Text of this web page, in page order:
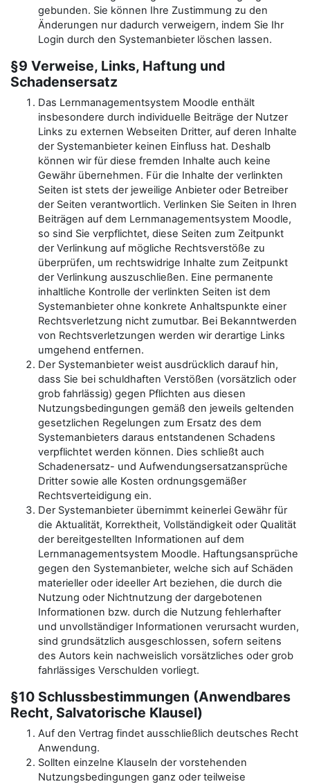
gebunden. Sie können Ihre Zustimmung zu den
Änderungen nur dadurch verweigern, indem Sie Ihr
Login durch den Systemanbieter löschen lassen.
§9 Verweise, Links, Haftung und
Schadensersatz
Das Lernmanagementsystem Moodle enthält
insbesondere durch individuelle Beiträge der Nutzer
Links zu externen Webseiten Dritter, auf deren Inhalte
der Systemanbieter keinen Einfluss hat. Deshalb
können wir für diese fremden Inhalte auch keine
Gewähr übernehmen. Für die Inhalte der verlinkten
Seiten ist stets der jeweilige Anbieter oder Betreiber
der Seiten verantwortlich. Verlinken Sie Seiten in Ihren
Beiträgen auf dem Lernmanagementsystem Moodle,
so sind Sie verpflichtet, diese Seiten zum Zeitpunkt
der Verlinkung auf mögliche Rechtsverstöße zu
überprüfen, um rechtswidrige Inhalte zum Zeitpunkt
der Verlinkung auszuschließen. Eine permanente
inhaltliche Kontrolle der verlinkten Seiten ist dem
Systemanbieter ohne konkrete Anhaltspunkte einer
Rechtsverletzung nicht zumutbar. Bei Bekanntwerden
von Rechtsverletzungen werden wir derartige Links
umgehend entfernen.
Der Systemanbieter weist ausdrücklich darauf hin,
dass Sie bei schuldhaften Verstößen (vorsätzlich oder
grob fahrlässig) gegen Pflichten aus diesen
Nutzungsbedingungen gemäß den jeweils geltenden
gesetzlichen Regelungen zum Ersatz des dem
Systemanbieters daraus entstandenen Schadens
verpflichtet werden können. Dies schließt auch
Schadenersatz- und Aufwendungsersatzansprüche
Dritter sowie alle Kosten ordnungsgemäßer
Rechtsverteidigung ein.
Der Systemanbieter übernimmt keinerlei Gewähr für
die Aktualität, Korrektheit, Vollständigkeit oder Qualität
der bereitgestellten Informationen auf dem
Lernmanagementsystem Moodle. Haftungsansprüche
gegen den Systemanbieter, welche sich auf Schäden
materieller oder ideeller Art beziehen, die durch die
Nutzung oder Nichtnutzung der dargebotenen
Informationen bzw. durch die Nutzung fehlerhafter
und unvollständiger Informationen verursacht wurden,
sind grundsätzlich ausgeschlossen, sofern seitens
des Autors kein nachweislich vorsätzliches oder grob
fahrlässiges Verschulden vorliegt.
§10 Schlussbestimmungen (Anwendbares
Recht, Salvatorische Klausel)
Auf den Vertrag findet ausschließlich deutsches Recht
Anwendung.
Sollten einzelne Klauseln der vorstehenden
Nutzungsbedingungen ganz oder teilweise